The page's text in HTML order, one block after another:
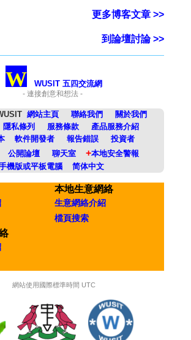
更多博客文章 >>
到論壇討論 >>
W WUSIT 五四交流網
- 連接創意和想法 -
網站主頁 聯絡我們
關於我們
隱私條列 服務條款
產品服務介紹
軟件開發者 報告錯誤
投資者
公開論壇 聊天室 +本地安全警報
機版或平板電腦
简体中文
本地生意網絡
生意網絡介紹
檔頁搜索
網站使用國際標準時間 UTC